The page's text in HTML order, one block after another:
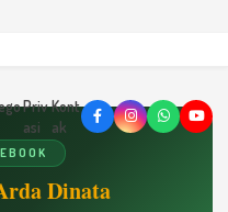
Priv
asi
Kont
ak
Dinata